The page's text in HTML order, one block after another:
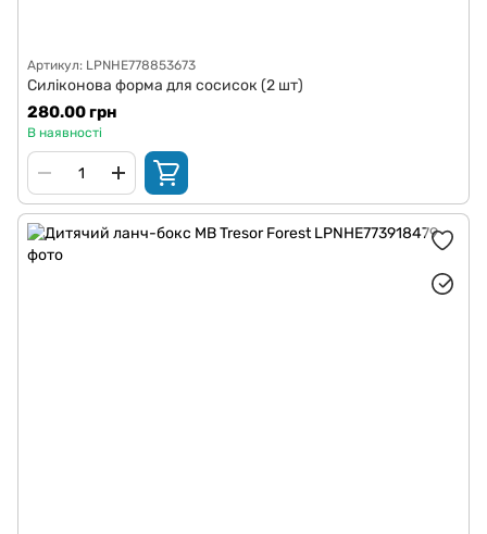
Артикул: LPNHE778853673
Силіконова форма для сосисок (2 шт)
280.00 грн
В наявності